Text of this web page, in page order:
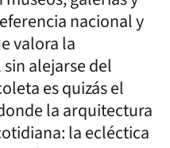
nacional y
valora la
alejarse del
es quizás el
la arquitectura
la ecléctica